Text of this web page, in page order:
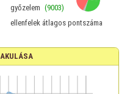
győzelem (9003)
ellenfelek átlagos pontszáma